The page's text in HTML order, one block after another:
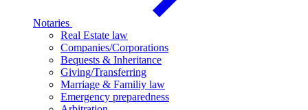
Notaries
Real Estate law
Companies/Corporations
Bequests & Inheritance
Giving/Transferring
Marriage & Familiy law
Emergency preparedness